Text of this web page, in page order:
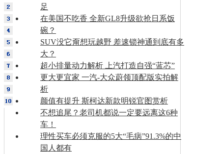
足
在美国不吃香 全新GL8升级欲抢日系饭
碗？
SUV没它甭想玩越野 差速锁神通到底有多
大？
超小排量动力解析 上汽打造自强“蓝芯”
更大更宜家 一汽-大众蔚领顶配版实拍解
析
颜值有提升 斯柯达新款明锐官图赏析
不想追尾？老司机都说一定要远离这6种
车！
理性买车必须克服的5大“毛病”91.3%的中
国人都有